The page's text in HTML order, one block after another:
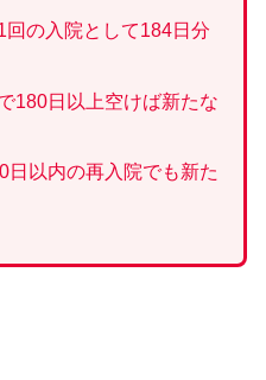
回の入院として184日分
180日以上空けば新たな
日以内の再入院でも新た